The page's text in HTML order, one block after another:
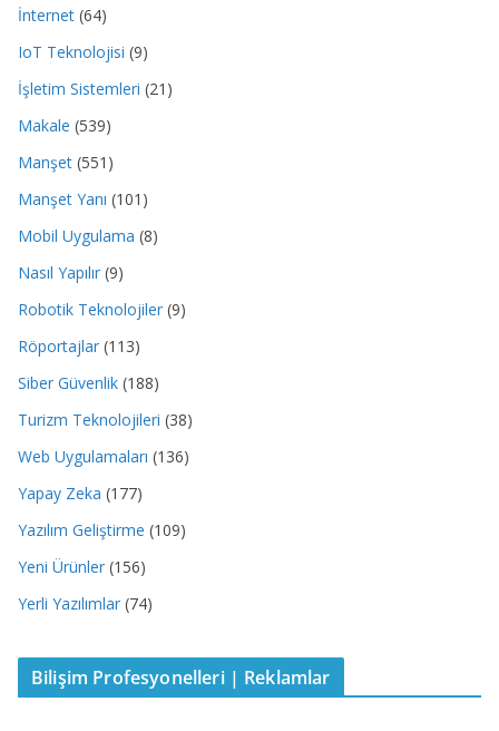
İnternet (64)
IoT Teknolojisi (9)
İşletim Sistemleri (21)
Makale (539)
Manşet (551)
Manşet Yanı (101)
Mobil Uygulama (8)
Nasıl Yapılır (9)
Robotik Teknolojiler (9)
Röportajlar (113)
Siber Güvenlik (188)
Turizm Teknolojileri (38)
Web Uygulamaları (136)
Yapay Zeka (177)
Yazılım Geliştirme (109)
Yeni Ürünler (156)
Yerli Yazılımlar (74)
Bilişim Profesyonelleri | Reklamlar